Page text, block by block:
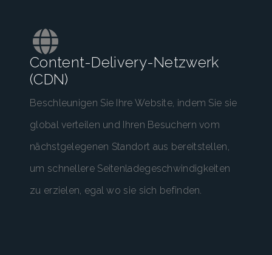
Content-Delivery-Netzwerk
(CDN)
Beschleunigen Sie Ihre Website, indem Sie sie
global verteilen und Ihren Besuchern vom
nächstgelegenen Standort aus bereitstellen,
um schnellere Seitenladegeschwindigkeiten
zu erzielen, egal wo sie sich befinden.